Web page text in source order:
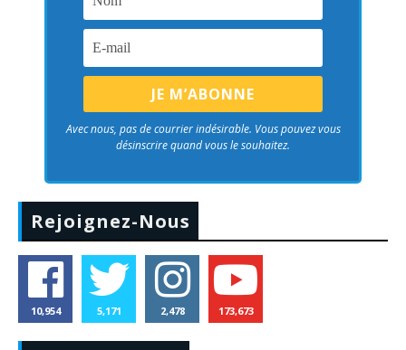
Avec nous, pas de courrier indésirable. Vous pouvez vous
désinscrire quand vous le souhaitez.
Rejoignez-Nous
10,954 5,171 2,478 173,673